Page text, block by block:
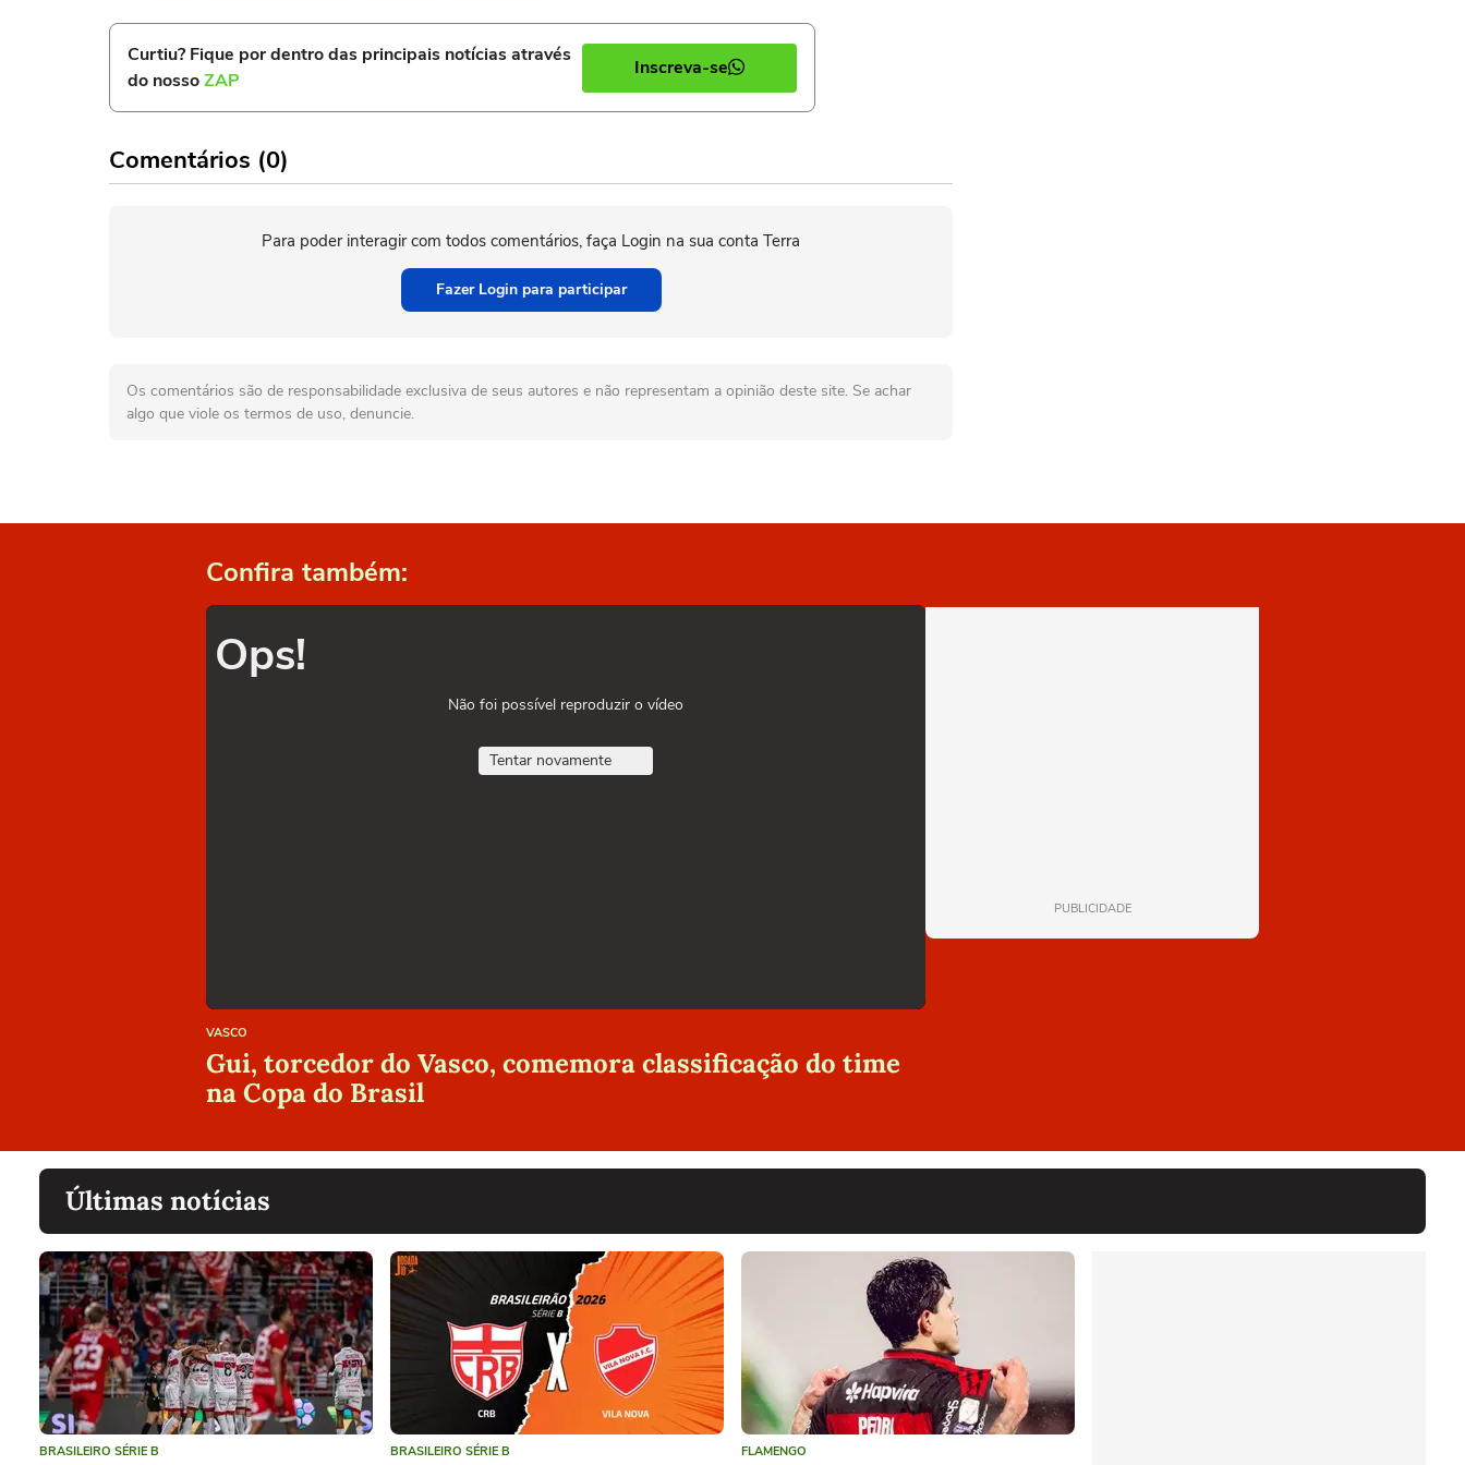
Curtiu? Fique por dentro das principais notícias através
do nossoZAP
Inscreva-se
Comentários (0)
Para poder interagir com todos comentários, faça Login na sua conta Terra
Fazer Login para participar
Os comentários são de responsabilidade exclusiva de seus autores e não representam a opinião deste site. Se achar
algo que viole os termos de uso, denuncie.
Confira também:
Ops!
Não foi possível reproduzir o vídeo
Tentar novamente
VASCO
Gui, torcedor do Vasco, comemora classificação do time
na Copa do Brasil
PUBLICIDADE
Últimas notícias
BRASILEIRO SÉRIE B BRASILEIRO SÉRIE B FLAMENGO